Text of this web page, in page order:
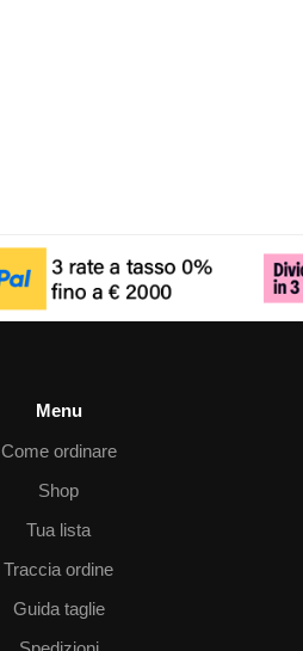
Menu
Come ordinare
Shop
Tua lista
Traccia ordine
Guida taglie